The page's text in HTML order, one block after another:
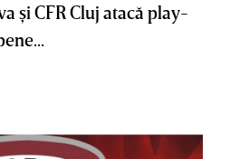
şi CFR Cluj atacă play-